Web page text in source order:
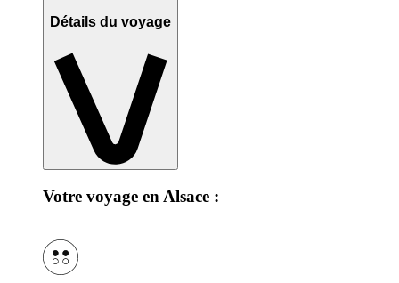
Détails du voyage
Votre voyage en Alsace :